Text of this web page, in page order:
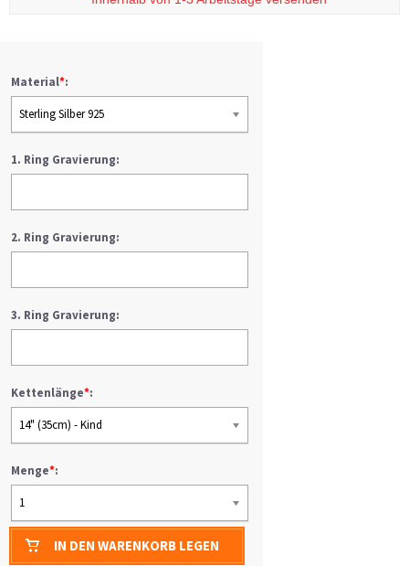
Material*:
Sterling Silber 925
1. Ring Gravierung:
2. Ring Gravierung:
3. Ring Gravierung:
Kettenlänge*:
14" (35cm) - Kind
Menge*:
1
IN DEN WARENKORB LEGEN